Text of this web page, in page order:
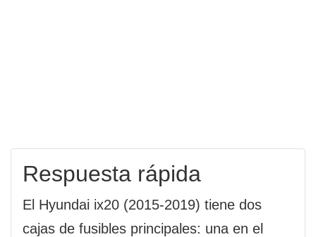
Respuesta rápida
El Hyundai ix20 (2015-2019) tiene dos
cajas de fusibles principales: una en el